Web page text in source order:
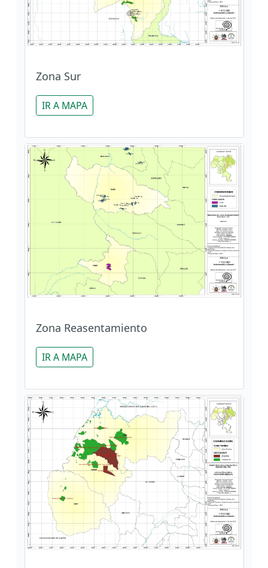
Zona Sur
IR A MAPA
Zona Reasentamiento
IR A MAPA